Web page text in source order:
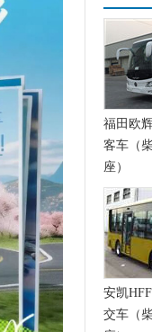
福田欧
客车（
座）
安凯
交车（